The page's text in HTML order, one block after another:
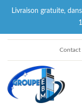
Livraison gratuite,
Contact